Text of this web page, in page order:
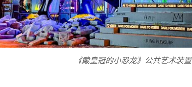
《戴皇冠的小恐龙》公共艺术装置